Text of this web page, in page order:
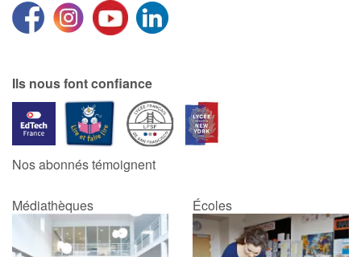
Ils nous font confiance
Nos abonnés témoignent
Médiathèques Écoles